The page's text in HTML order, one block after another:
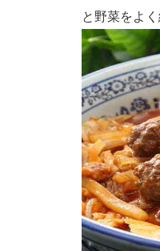
と野菜をよ